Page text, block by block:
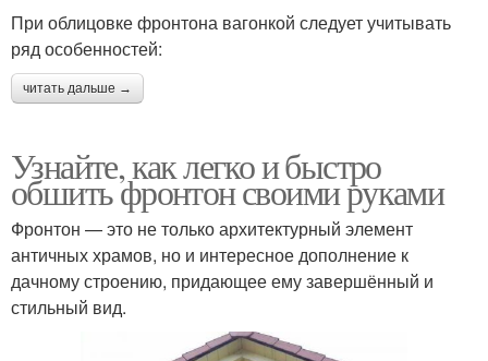
При облицовке фронтона вагонкой следует учитывать
ряд особенностей:
читать дальше →
Узнайте, как легко и быстро
обшить фронтон своими руками
Фронтон — это не только архитектурный элемент
античных храмов, но и интересное дополнение к
дачному строению, придающее ему завершённый и
стильный вид.